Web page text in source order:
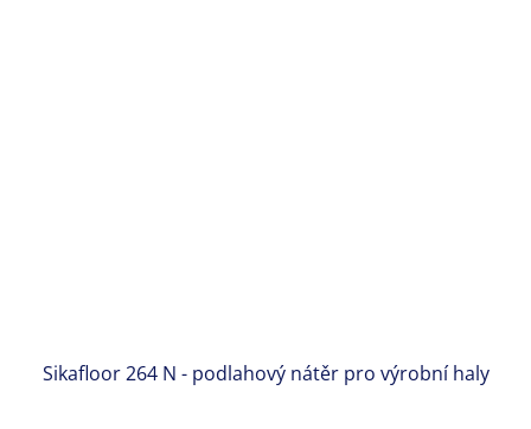
Sikafloor 264 N - podlahový nátěr pro výrobní haly